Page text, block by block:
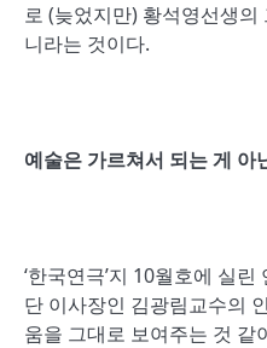
로 (늦었지만) 황석영선생
니라는 것이다.
예술은 가르쳐서 되는 게 아
‘한국연극’지 10월호에 실
단 이사장인 김광림교수의
움을 그대로 보여주는 것 같